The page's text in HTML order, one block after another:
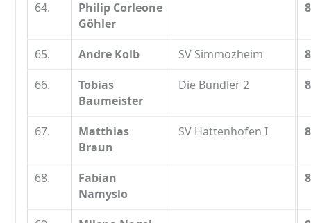
64.
Philip Corleone
Göhler
65. Andre Kolb SV Simmozheim
66.
Tobias
Baumeister
Die Bundler 2
67.
Matthias
Braun
SV Hattenhofen I
68.
Fabian
Namyslo